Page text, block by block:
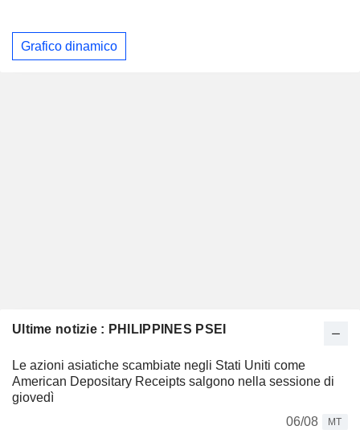
Grafico dinamico
Ultime notizie : PHILIPPINES PSEI
Le azioni asiatiche scambiate negli Stati Uniti come
American Depositary Receipts salgono nella sessione di
giovedì
06/08
MT